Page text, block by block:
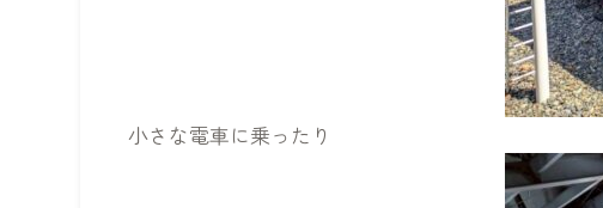
小さな電車に乗ったり